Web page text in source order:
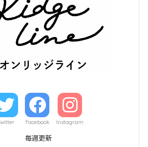
Facebook Instagram
毎週更新